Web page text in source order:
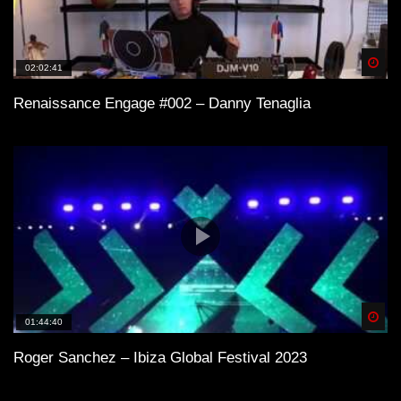
02:02:41
Renaissance Engage #002 – Danny Tenaglia
01:44:40
Roger Sanchez – Ibiza Global Festival 2023